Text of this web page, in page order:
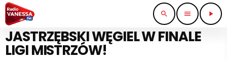
search menu play_arrow
SPORT I TURYSTYKA
JASTRZĘBSKI WĘGIEL W FINALE
LIGI MISTRZÓW!